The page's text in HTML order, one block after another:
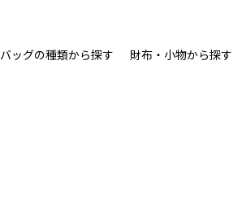
バッグの種類から探す 財布・小物から探す